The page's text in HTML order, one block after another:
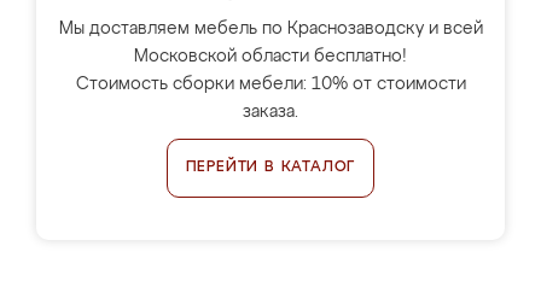
Мы доставляем мебель по Краснозаводску и всей
Московской области бесплатно!
Стоимость сборки мебели: 10% от стоимости
заказа.
ПЕРЕЙТИ В КАТАЛОГ